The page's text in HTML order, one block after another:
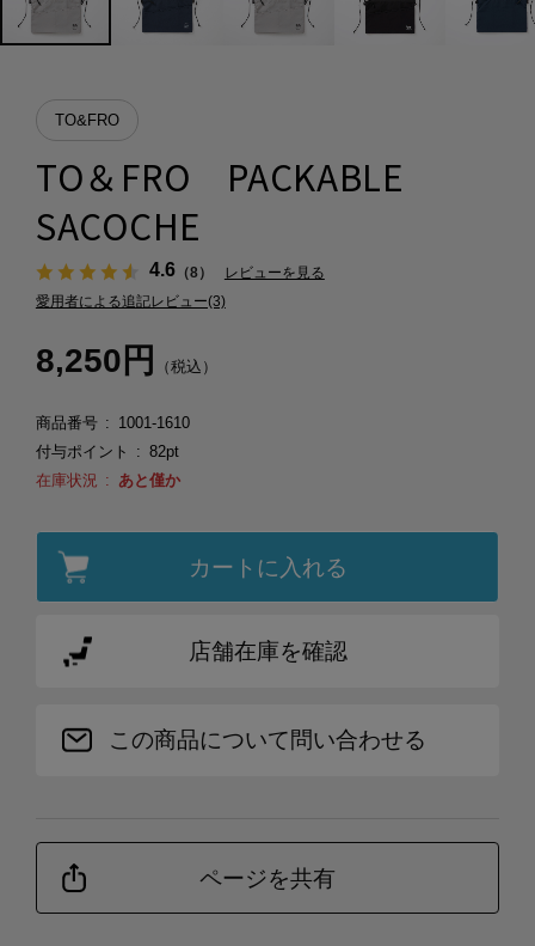
TO&FRO
TO＆FRO PACKABLE
SACOCHE
4.6（8）
レビューを見る
愛用者による追記レビュー(3)
8,250円 （税込）
商品番号
1001-1610
付与ポイント
82pt
在庫状況
あと僅か
カートに入れる
店舗在庫を確認
この商品について問い合わせる
ページを共有